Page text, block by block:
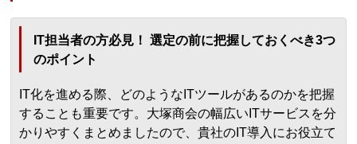
IT担当者の方必見！ 選定の前に把握しておくべき3つ
のポイント
IT化を進める際、どのようなITツールがあるのかを把握
することも重要です。大塚商会の幅広いITサービスを分
かりやすくまとめましたので、貴社のIT導入にお役立て